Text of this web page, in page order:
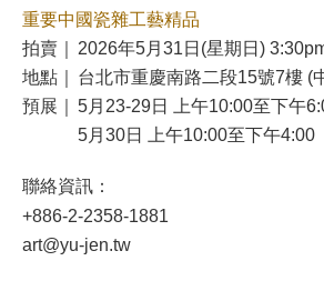
重要中國瓷雜工藝精品
拍賣｜
2026年5月31日(星期日)
地點｜
台北市重慶南路二段15號7樓 (
預展｜
5月23-29日 上午10:00至下午
5月30日 上午10:00至下午4:00
聯絡資訊：
+886-2-2358-1881
art@yu-jen.tw